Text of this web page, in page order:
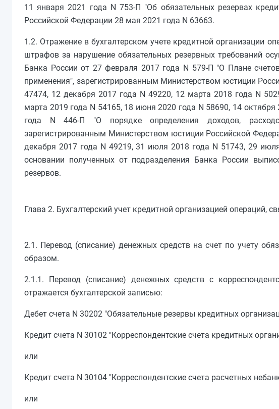
11 января 2021 года N 753-П "Об обязательных резервах
Российской Федерации 28 мая 2021 года N 63663.
1.2. Отражение в бухгалтерском учете кредитной организации
штрафов за нарушение обязательных резервных требований
Банка России от 27 февраля 2017 года N 579-П "О Плане
применения", зарегистрированным Министерством юстиции
47474, 12 декабря 2017 года N 49220, 12 марта 2018 года N
марта 2019 года N 54165, 18 июня 2020 года N 58690, 14
года N 446-П "О порядке определения доходов,
зарегистрированным Министерством юстиции Российской
декабря 2017 года N 49219, 31 июля 2018 года N 51743, 29
основании полученных от подразделения Банка России
резервов.
Глава 2. Бухгалтерский учет кредитной организацией операций,
2.1. Перевод (списание) денежных средств на счет по учету
образом.
2.1.1. Перевод (списание) денежных средств с
отражается бухгалтерской записью:
Дебет счета N 30202 "Обязательные резервы кредитных
Кредит счета N 30102 "Корреспондентские счета кредитных
или
Кредит счета N 30104 "Корреспондентские счета расчетных
или